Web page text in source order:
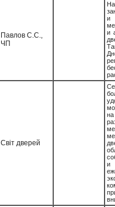
Павлов С.С.,
ЧП
и
и
Cвіт дверей
и